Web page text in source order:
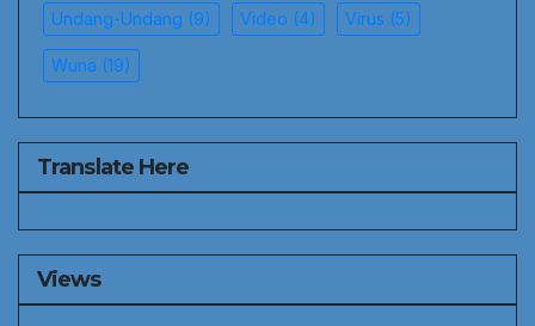
Undang-Undang (9) Video (4) Virus (5)
Wuna (19)
Translate Here
Views